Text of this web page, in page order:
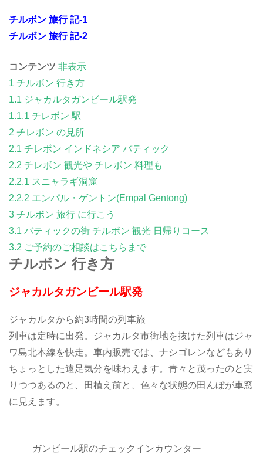
チルボン 旅行 記-1
チルボン 旅行 記-2
コンテンツ 非表示
1 チルボン 行き方
1.1 ジャカルタガンビール駅発
1.1.1 チレボン 駅
2 チレボン の見所
2.1 チレボン インドネシア バティック
2.2 チレボン 観光や チレボン 料理も
2.2.1 スニャラギ洞窟
2.2.2 エンパル・ゲントン(Empal Gentong)
3 チルボン 旅行 に行こう
3.1 バティックの街 チルボン 観光 日帰りコース
3.2 ご予約のご相談はこちらまで
チルボン 行き方
ジャカルタガンビール駅発
ジャカルタから約3時間の列車旅
列車は定時に出発。ジャカルタ市街地を抜けた列車はジャ
ワ島北本線を快走。車内販売では、ナシゴレンなどもあり
ちょっとした遠足気分を味わえます。青々と茂ったのと実
りつつあるのと、田植え前と、色々な状態の田んぼが車窓
に見えます。
ガンビール駅のチェックインカウンター